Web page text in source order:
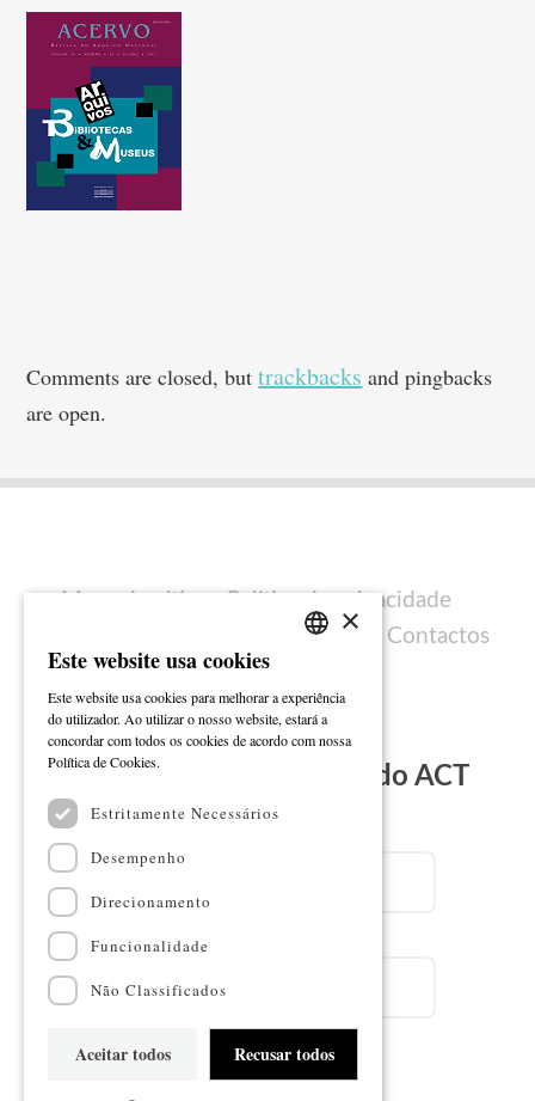
Comments are closed, buttrackbacks and pingbacks
are open.
Mapa do sítio
Política de privacidade
Ficha técnica Contactos
Subscreva a Newsletter do ACT
Subscrever
ENGLISH
×
Este website usa cookies
Este website usa cookies para melhorar a experiência
do utilizador. Ao utilizar o nosso website, estará a
concordar com todos os cookies de acordo com nossa
Política de Cookies.
Estritamente Necessários
Desempenho
Direcionamento
Funcionalidade
Não Classificados
Aceitar todos Recusar todos